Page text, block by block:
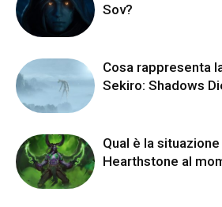
Sov?
Cosa rappresenta
Sekiro: Shadows
Qual è la
Hearthstone al